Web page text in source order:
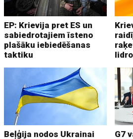
EP: Krievija pret ES un
sabiedrotajiem īsteno
plašāku iebiedēšanas
taktiku
Beļģija nodos Ukrainai
G7